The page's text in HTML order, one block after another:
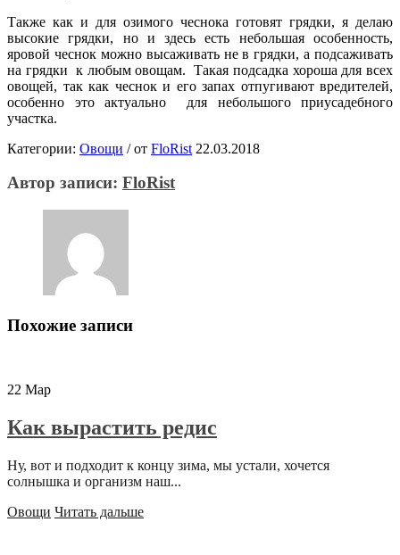
Также как и для озимого чеснока готовят грядки, я делаю
высокие грядки, но и здесь есть небольшая особенность,
яровой чеснок можно высаживать не в грядки, а подсаживать
на грядки к любым овощам. Такая подсадка хороша для всех
овощей, так как чеснок и его запах отпугивают вредителей,
особенно это актуально для небольшого приусадебного
участка.
Категории: Овощи /от FloRist 22.03.2018
Автор записи: FloRist
Похожие записи
22 Мар
Как вырастить редис
Ну, вот и подходит к концу зима, мы устали, хочется
солнышка и организм наш...
Овощи Читать дальше